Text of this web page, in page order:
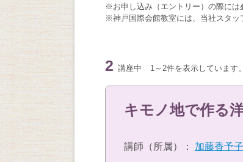
※お申し込み（エントリー）の際には
※神戸国際会館教室には、当社スタッ
2 講座中 1～2件を表示しています。
キモノ地で作る
講師（所属）： 加藤香予子